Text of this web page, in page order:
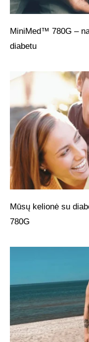
MiniMed™ 780G –
diabetu
Mūsų kelionė su
780G